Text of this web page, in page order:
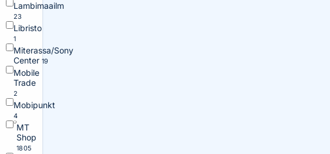
Lambimaailm
23
Libristo
1
Miterassa/Sony
Center 19
Mobile
Trade
2
Mobipunkt
4
MT
Shop
1805